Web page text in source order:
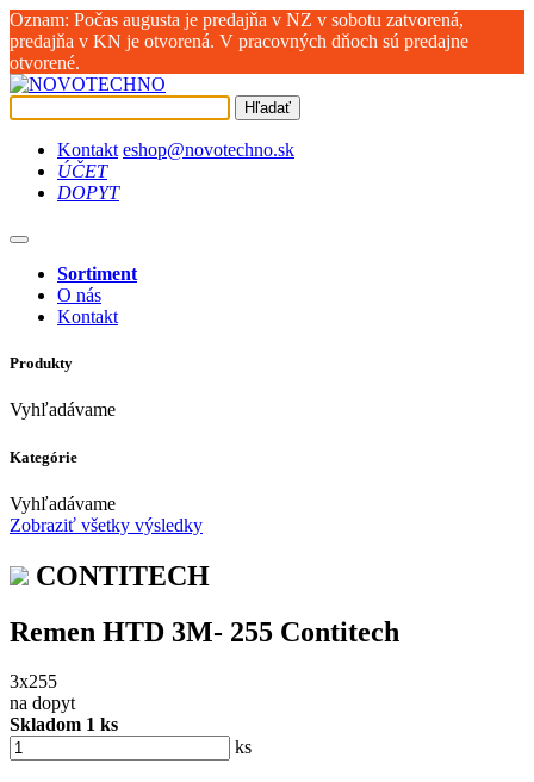
Oznam: Počas augusta je predajňa v NZ v sobotu zatvorená,
predajňa v KN je otvorená. V pracovných dňoch sú predajne
otvorené.
Hľadať
Kontakt eshop@novotechno.sk
ÚČET
DOPYT
Sortiment
O nás
Kontakt
Produkty
Vyhľadávame
Kategórie
Vyhľadávame
Zobraziť všetky výsledky
CONTITECH
Remen HTD 3M- 255 Contitech
3x255
na dopyt
Skladom 1 ks
ks